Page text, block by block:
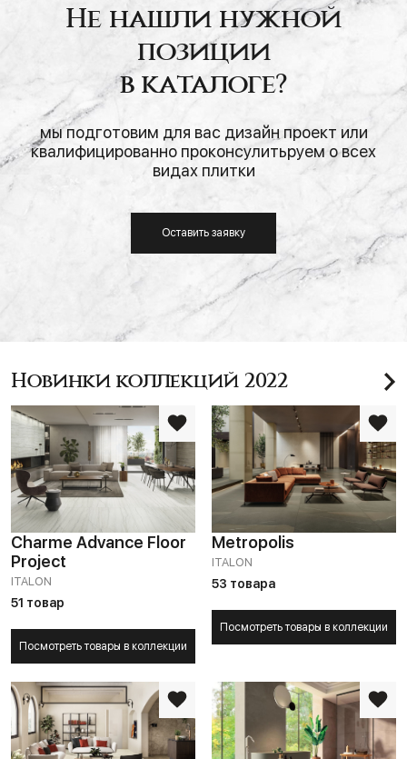
Не нашли нужной
позиции
в каталоге?
мы подготовим для вас дизайн проект или
квалифицированно проконсулитьруем о всех
видах плитки
Оставить заявку
Новинки коллекций 2022
Charme Advance Floor
Project
ITALON
51 товар
Посмотреть товары в коллекции
Metropolis
ITALON
53 товара
Посмотреть товары в коллекции